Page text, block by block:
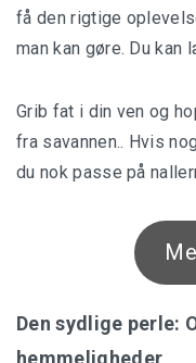
få den rigtige
man kan gøre. Du kan
Grib fat i din ven og
fra savannen.. Hvis
du nok passe på
Den sydlige perle:
hemmeligheder